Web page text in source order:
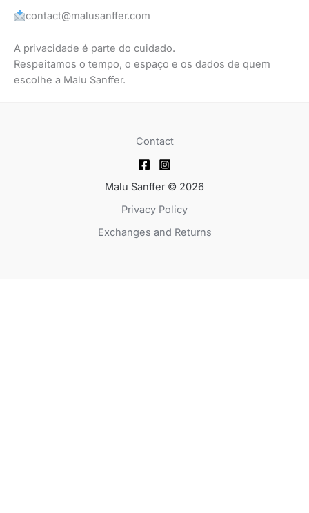
contact@malusanffer.com
A privacidade é parte do cuidado.
Respeitamos o tempo, o espaço e os dados de quem
escolhe a Malu Sanffer.
Contact
Malu Sanffer © 2026
Privacy Policy
Exchanges and Returns